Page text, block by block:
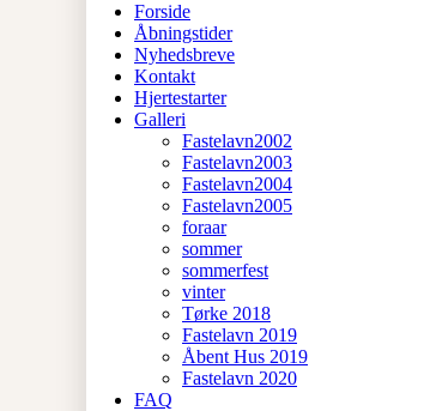
Forside
Åbningstider
Nyhedsbreve
Kontakt
Hjertestarter
Galleri
Fastelavn2002
Fastelavn2003
Fastelavn2004
Fastelavn2005
foraar
sommer
sommerfest
vinter
Tørke 2018
Fastelavn 2019
Åbent Hus 2019
Fastelavn 2020
FAQ